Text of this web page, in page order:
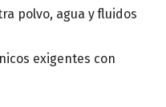
polvo, agua y fluidos
exigentes con